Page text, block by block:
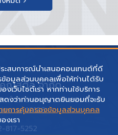
ณสตีล จำกัด
ต. บางจาก อ. พระประแดง
าการ 10130
817-5252
ะสบการณ์นำเสนอคอนเทนต์ที่ดี
อมูลส่วนบุคคลเพื่อให้ท่านได้รับ
เว็บไซต์เรา หากท่านใช้บริการ
ดงว่าท่านอนุญาตยินยอมที่จะรับ
ยการคุ้มครองข้อมูลส่วนบุคคล
งเรา